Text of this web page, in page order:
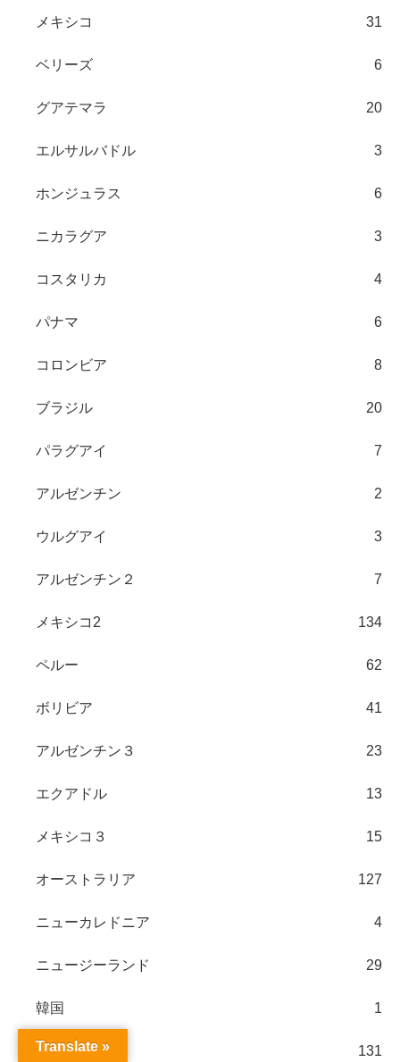
メキシコ 31
ベリーズ 6
グアテマラ 20
エルサルバドル 3
ホンジュラス 6
ニカラグア 3
コスタリカ 4
パナマ 6
コロンビア 8
ブラジル 20
パラグアイ 7
アルゼンチン 2
ウルグアイ 3
アルゼンチン２ 7
メキシコ2 134
ペルー 62
ボリビア 41
アルゼンチン３ 23
エクアドル 13
メキシコ３ 15
オーストラリア 127
ニューカレドニア 4
ニュージーランド 29
韓国 1
日本 131
Translate »